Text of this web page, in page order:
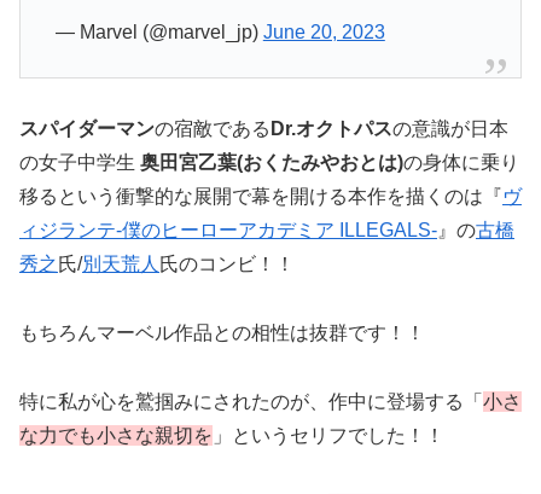
— Marvel (@marvel_jp) June 20, 2023
スパイダーマンの宿敵である Dr.オクトパスの意識が日本
の女子中学生 奥田宮乙葉(おくたみやおとは)の身体に乗り
移るという衝撃的な展開で幕を開ける本作を描くのは『 ヴ
ィジランテ-僕のヒーローアカデミア ILLEGALS-』の古橋
秀之 氏/別天荒人 氏のコンビ！！
もちろんマーベル作品との相性は抜群です！！
特に私が心を鷲掴みにされたのが、作中に登場する「 小さ
な力でも小さな親切を 」というセリフでした！！